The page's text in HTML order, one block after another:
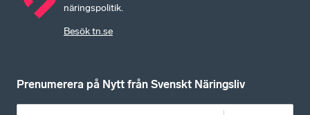
näringspolitik.
Besök tn.se
Prenumerera på Nytt från Svenskt Näringsliv